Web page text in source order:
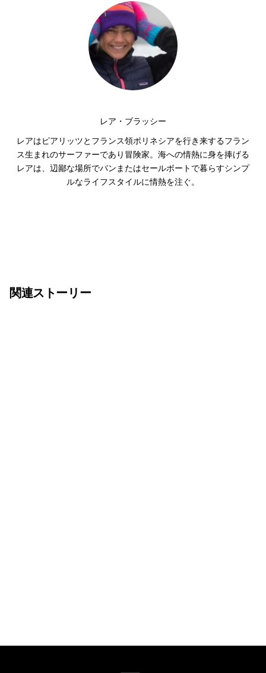
レア・ブラッシー
レアはピアリッツとフランス領ポリネシアを行き来するフラン
ス生まれのサーファーであり冒険家。海への情熱に身を捧げる
レアは、辺鄙な場所でバンまたはセールボートで暮らすシンプ
ルなライフスタイルに情熱を注ぐ。
関連ストーリー